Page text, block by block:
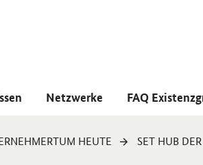
Netzwerke FAQ
HEUTE SET HUB